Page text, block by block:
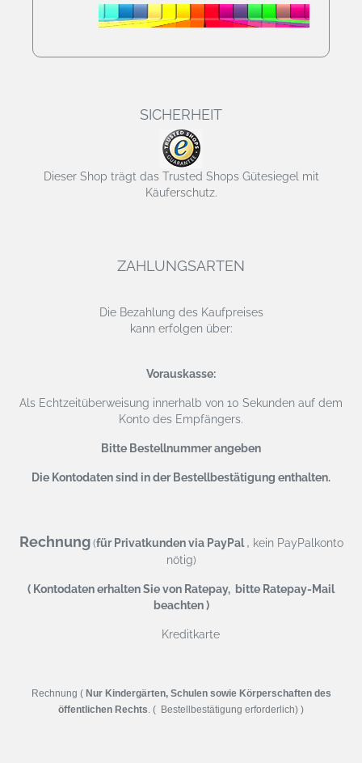
SICHERHEIT
Dieser Shop trägt das Trusted Shops Gütesiegel mit
Käuferschutz.
ZAHLUNGSARTEN
Die Bezahlung des Kaufpreises
kann erfolgen über:
Vorauskasse:
Als Echtzeitüberweisung innerhalb von 10 Sekunden auf dem
Konto des Empfängers.
Bitte Bestellnummer angeben
Die Kontodaten sind in der Bestellbestätigung enthalten.
Rechnung (für Privatkunden via PayPal, kein PayPalkonto
nötig)
( Kontodaten erhalten Sie von Ratepay, bitte Ratepay-Mail
beachten )
Kreditkarte
Rechnung ( Nur Kindergärten, Schulen sowie Körperschaften des
öffentlichen Rechts. ( Bestellbestätigung erforderlich) )